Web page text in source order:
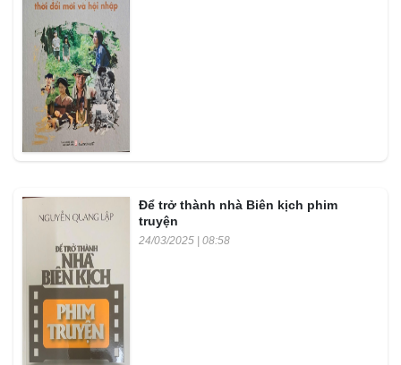
Để trở thành nhà Biên kịch phim
truyện
24/03/2025 | 08:58